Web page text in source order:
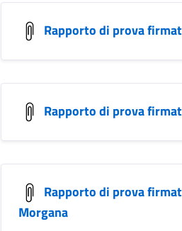
Rapporto di prova
Rapporto di prova
Rapporto di prova
Morgana